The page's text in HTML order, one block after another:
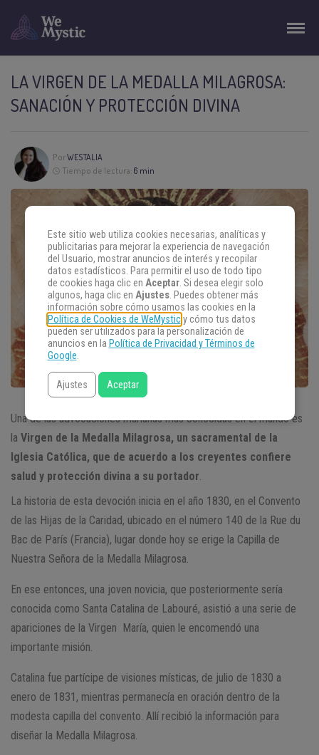
LA VIRGEN DE LA MEDALLA MILAGROSA:
SANACIÓN Y PROTECCIÓN DIVINA
PorWESTALIA
Tiempo de lectura: 6 min
Una de las advocaciones marianas más conocidas en el mundo es
la Virgen de la Medalla Milagrosa, un sacramental de la
Iglesia Católica, que de acuerdo a los creyentes confiere
salud y protección divina a su portador
La historia de esta devoción inicia en el año 1830, en el Convento
de las Hijas de la Caridad, ubicado en el número 140 de la Rue du
Bac de París (Francia), lugar donde hoy se erige la Capilla de
Nuestra Señora de la Medalla Milagrosa.
En ese entonces, una joven novicia, que posteriormente sería
conocida como Santa Catalina de Labouré, asistió a una serie de
apariciones de la Virgen María, quien le encomendó una
importante misión.
Catalina fue partícipe de visiones místicas, de julio de 1830 a
enero de 1831, mientras permanecía en oración dentro de la
modesta capilla del convento. Allí recibió la información para
diseñar la Medalla Milagrosa.
Este sitio web utiliza cookies necesarias, analíticas y
publicitarias para mejorar la experiencia de navegación
del Usuario, mostrar anuncios de interés y recopilar
datos estadísticos. Para permitir el uso de todo tipo
de cookies haga clic en Aceptar. Si desea elegir solo
algunos, haga clic en Ajustes. Puedes obtener más
información sobre cómo usamos las cookies en la
Política de Cookies de WeMysticy cómo tus datos
pueden ser utilizados para la personalización de
anuncios en la Política de Privacidad y Términos de
Google.
Ajustes Aceptar